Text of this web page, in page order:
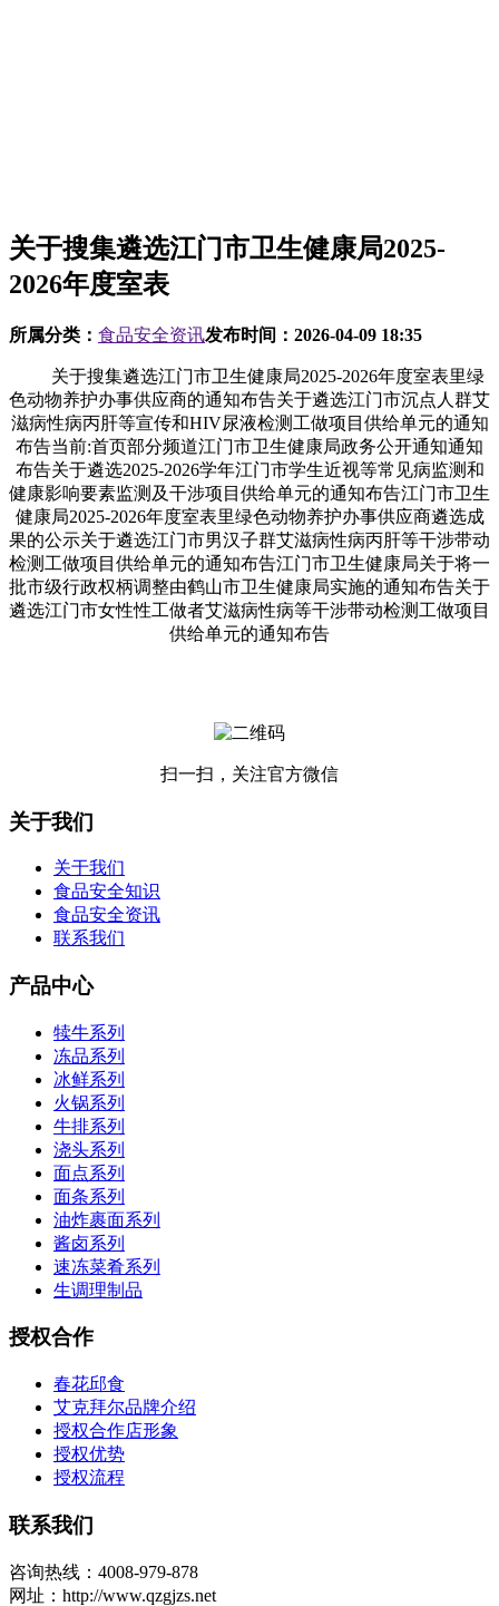
关于搜集遴选江门市卫生健康局2025-
2026年度室表
所属分类： 食品安全资讯发布时间： 2026-04-09 18:35
关于搜集遴选江门市卫生健康局2025-2026年度室表里绿
色动物养护办事供应商的通知布告关于遴选江门市沉点人群艾
滋病性病丙肝等宣传和HIV尿液检测工做项目供给单元的通知
布告当前:首页部分频道江门市卫生健康局政务公开通知通知
布告关于遴选2025-2026学年江门市学生近视等常见病监测和
健康影响要素监测及干涉项目供给单元的通知布告江门市卫生
健康局2025-2026年度室表里绿色动物养护办事供应商遴选成
果的公示关于遴选江门市男汉子群艾滋病性病丙肝等干涉带动
检测工做项目供给单元的通知布告江门市卫生健康局关于将一
批市级行政权柄调整由鹤山市卫生健康局实施的通知布告关于
遴选江门市女性性工做者艾滋病性病等干涉带动检测工做项目
供给单元的通知布告
扫一扫，关注官方微信
关于我们
关于我们
食品安全知识
食品安全资讯
联系我们
产品中心
犊牛系列
冻品系列
冰鲜系列
火锅系列
牛排系列
浇头系列
面点系列
面条系列
油炸裹面系列
酱卤系列
速冻菜肴系列
生调理制品
授权合作
春花邱食
艾克拜尔品牌介绍
授权合作店形象
授权优势
授权流程
联系我们
咨询热线：4008-979-878
网址：http://www.qzgjzs.net